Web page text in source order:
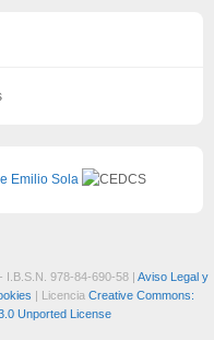
978-84-690-58 | Aviso Legal y
| Licencia Creative Commons:
Unported License